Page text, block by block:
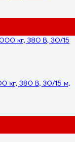
кг, 380 В, 30/15 м,